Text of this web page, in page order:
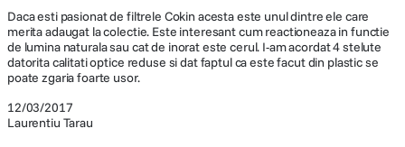
12/03/2017
Laurentiu Tarau
Daca esti pasionat de filtrele Cokin acesta este unul dintre ele care
merita adaugat la colectie. Este interesant cum reactioneaza in functie
de lumina naturala sau cat de inorat este cerul. I-am acordat 4 stelute
datorita calitati optice reduse si dat faptul ca este facut din plastic se
poate zgaria foarte usor.